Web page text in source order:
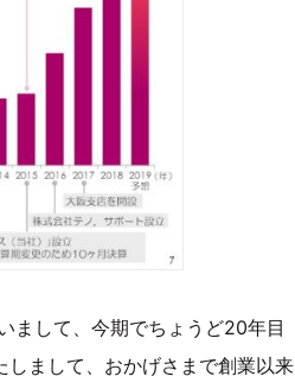
まして、今期でちょうど20年目
まして、おかげさまで創業以来